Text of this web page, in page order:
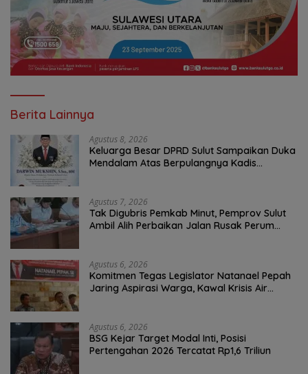
Berita Lainnya
Agustus 8, 2026
Keluarga Besar DPRD Sulut Sampaikan Duka
Mendalam Atas Berpulangnya Kadis
Agustus 7, 2026
Tak Digubris Pemkab Minut, Pemprov Sulut
Ambil Alih Perbaikan Jalan Rusak Perum
Agustus 6, 2026
Komitmen Tegas Legislator Natanael Pepah
Jaring Aspirasi Warga, Kawal Krisis Air
Agustus 6, 2026
BSG Kejar Target Modal Inti, Posisi
Pertengahan 2026 Tercatat Rp1,6 Triliun